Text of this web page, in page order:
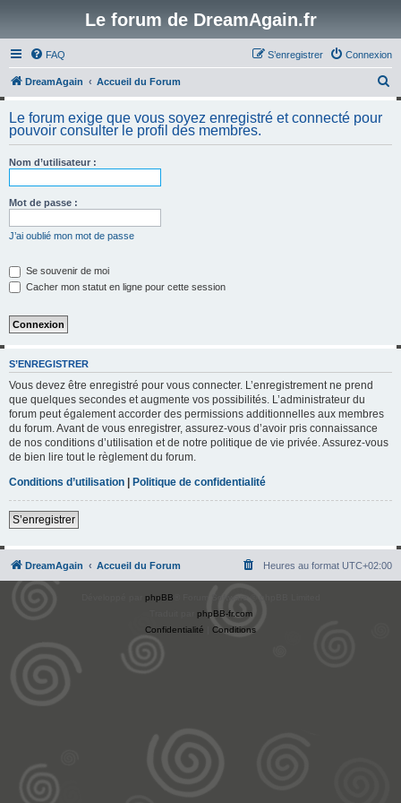
Le forum de DreamAgain.fr
FAQ Connexion
S’enregistrer
DreamAgain Accueil du Forum
h
Le forum exige que vous soyez enregistré et connecté pour
pouvoir consulter le profil des membres.
Nom d’utilisateur :
Mot de passe :
J’ai oublié mon mot de passe
Se souvenir de moi
Cacher mon statut en ligne pour cette session
S’ENREGISTRER
Vous devez être enregistré pour vous connecter. L’enregistrement ne prend
que quelques secondes et augmente vos possibilités. L’administrateur du
forum peut également accorder des permissions additionnelles aux membres
du forum. Avant de vous enregistrer, assurez-vous d’avoir pris connaissance
de nos conditions d’utilisation et de notre politique de vie privée. Assurez-vous
de bien lire tout le règlement du forum.
Conditions d’utilisation | Politique de confidentialité
S’enregistrer
DreamAgain Accueil du Forum Heures au format UTC+02:00
phpBB
phpBB-fr.com
Confidentialité
Conditions